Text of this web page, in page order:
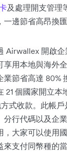
及處理開支管理
邊節省高昂換匯
Airwallex 開啟
享用本地與海外
業節省高達 80%
21 個國家開立本
式收款。此帳
分行代碼以及企
，大家可以使用
來支付同幣種的